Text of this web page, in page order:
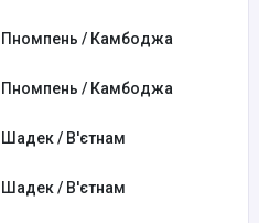
Пномпень / Камбоджа
Пномпень / Камбоджа
Шадек / В'єтнам
Шадек / В'єтнам